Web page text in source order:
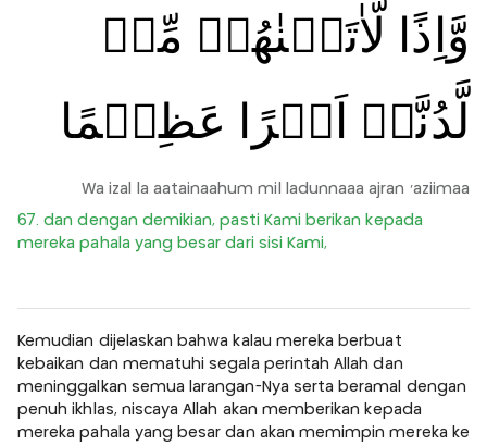
وَّاِذًا لَّاٰتَيۡنٰهُمۡ مِّنۡ
لَّدُنَّاۤ اَجۡرًا عَظِيۡمًا
Wa izal la aatainaahum mil ladunnaaa ajran 'aziimaa
67. dan dengan demikian, pasti Kami berikan kepada
mereka pahala yang besar dari sisi Kami,
Kemudian dijelaskan bahwa kalau mereka berbuat
kebaikan dan mematuhi segala perintah Allah dan
meninggalkan semua larangan-Nya serta beramal dengan
penuh ikhlas, niscaya Allah akan memberikan kepada
mereka pahala yang besar dan akan memimpin mereka ke